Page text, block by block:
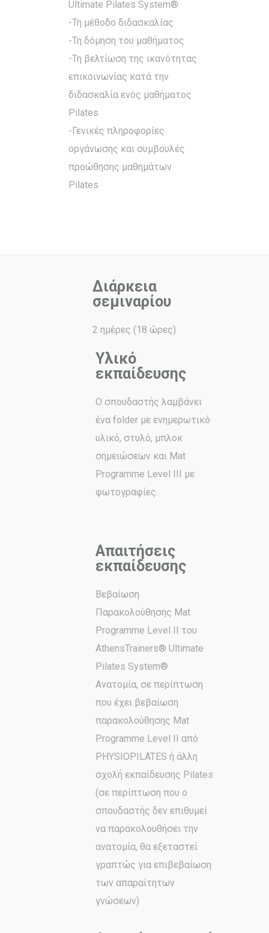
Ultimate Pilates System®
-Τη μέθοδο διδασκαλίας
-Τη δόμηση του μαθήματος
-Τη βελτίωση της ικανότητας
επικοινωνίας κατά την
διδασκαλία ενός μαθήματος
Pilates
-Γενικές πληροφορίες
οργάνωσης και συμβουλές
προώθησης μαθημάτων
Pilates
Διάρκεια
σεμιναρίου
2 ημέρες (18 ώρες)
Υλικό
εκπαίδευσης
Ο σπουδαστής λαμβάνει
ένα folder με ενημερωτικό
υλικό, στυλό, μπλοκ
σημειώσεων και Mat
Programme Level IΙΙ με
φωτογραφίες.
Απαιτήσεις
εκπαίδευσης
Βεβαίωση
Παρακολούθησης Mat
Programme Level II του
AthensTrainers® Ultimate
Pilates System®
Ανατομία, σε περίπτωση
που έχει βεβαίωση
παρακολούθησης Mat
Programme Level ΙI από
PHYSIOPILATES ή άλλη
σχολή εκπαίδευσης Pilates
(σε περίπτωση που ο
σπουδαστής δεν επιθυμεί
να παρακολουθήσει την
ανατομία, θα εξεταστεί
γραπτώς για επιβεβαίωση
των απαραίτητων
γνώσεων)